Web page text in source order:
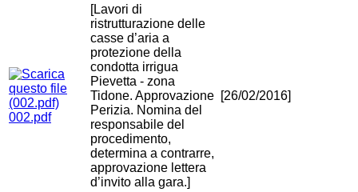
002.pdf
[Lavori di
ristrutturazione delle
casse d’aria a
protezione della
condotta irrigua
Pievetta - zona
Tidone. Approvazione
Perizia. Nomina del
responsabile del
procedimento,
determina a contrarre,
approvazione lettera
d’invito alla gara.]
[26/02/2016]